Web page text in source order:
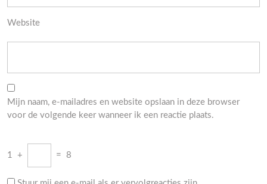
Website
Mijn naam, e-mailadres en website opslaan in deze browser
voor de volgende keer wanneer ik een reactie plaats.
1 + = 8